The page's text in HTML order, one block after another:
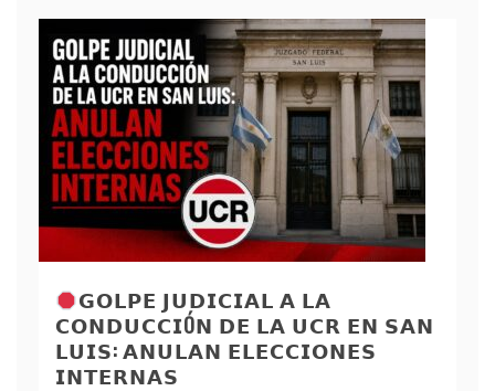
𝗚𝗢𝗟𝗣𝗘 𝗝𝗨𝗗𝗜𝗖𝗜𝗔𝗟 𝗔 𝗟𝗔
𝗖𝗢𝗡𝗗𝗨𝗖𝗖𝗜Ó𝗡 𝗗𝗘 𝗟𝗔 𝗨𝗖𝗥 𝗘𝗡 𝗦𝗔𝗡
𝗟𝗨𝗜𝗦: 𝗔𝗡𝗨𝗟𝗔𝗡 𝗘𝗟𝗘𝗖𝗖𝗜𝗢𝗡𝗘𝗦
𝗜𝗡𝗧𝗘𝗥𝗡𝗔𝗦